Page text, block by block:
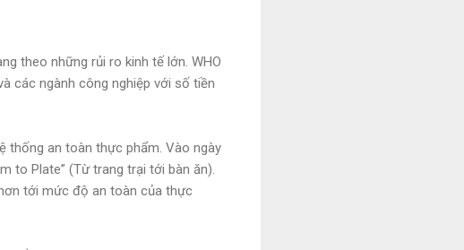
theo những rủi ro kinh tế lớn. WHO
các ngành công nghiệp với số tiền
thống an toàn thực phẩm. Vào ngày
to Plate” (Từ trang trại tới bàn ăn).
tới mức độ an toàn của thực